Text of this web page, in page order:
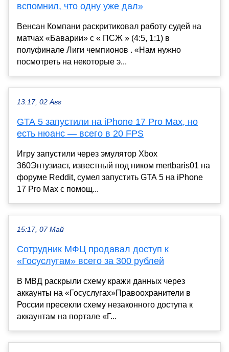
вспомнил, что одну уже дал»
Венсан Компани раскритиковал работу судей на
матчах «Баварии» с « ПСЖ » (4:5, 1:1) в
полуфинале Лиги чемпионов . «Нам нужно
посмотреть на некоторые э...
13:17, 02 Авг
GTA 5 запустили на iPhone 17 Pro Max, но
есть нюанс — всего в 20 FPS
Игру запустили через эмулятор Xbox
360Энтузиаст, известный под ником mertbaris01 на
форуме Reddit, сумел запустить GTA 5 на iPhone
17 Pro Max с помощ...
15:17, 07 Май
Сотрудник МФЦ продавал доступ к
«Госуслугам» всего за 300 рублей
В МВД раскрыли схему кражи данных через
аккаунты на «Госуслугах»Правоохранители в
России пресекли схему незаконного доступа к
аккаунтам на портале «Г...